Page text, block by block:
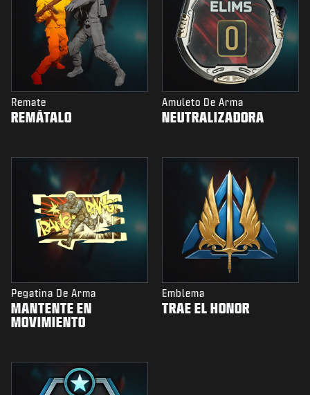
Remate
REMÁTALO
Amuleto De Arma
NEUTRALIZADORA
Pegatina De Arma
MANTENTE EN
MOVIMIENTO
Emblema
TRAE EL HONOR